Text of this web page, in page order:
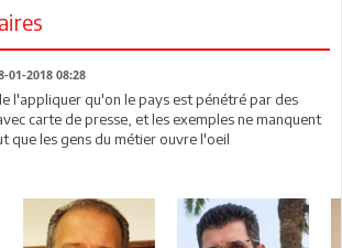
01-2018 08:28
l'appliquer qu'on le pays est pénétré par des
carte de presse, et les exemples ne manquent
que les gens du métier ouvre l'oeil